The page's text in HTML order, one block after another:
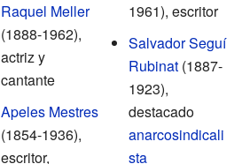
Raquel Meller
(1888-1962),
actriz y
cantante
Apeles Mestres
(1854-1936),
escritor,
1961), escritor
Salvador Seguí
Rubinat (1887-
1923),
destacado
anarcosindicali
sta